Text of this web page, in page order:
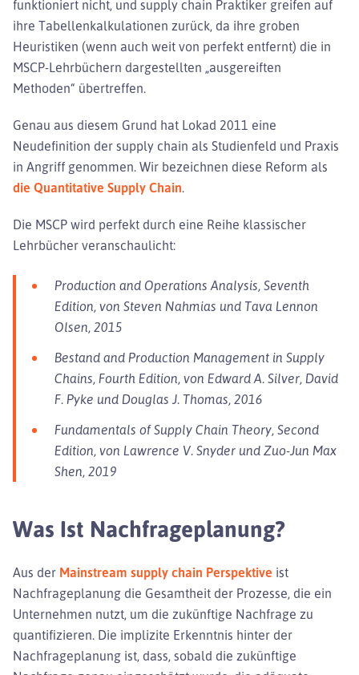
funktioniert nicht, und supply chain Praktiker greifen auf
ihre Tabellenkalkulationen zurück, da ihre groben
Heuristiken (wenn auch weit von perfekt entfernt) die in
MSCP-Lehrbüchern dargestellten „ausgereiften
Methoden“ übertreffen.
Genau aus diesem Grund hat Lokad 2011 eine
Neudefinition der supply chain als Studienfeld und Praxis
in Angriff genommen. Wir bezeichnen diese Reform als
die Quantitative Supply Chain.
Die MSCP wird perfekt durch eine Reihe klassischer
Lehrbücher veranschaulicht:
Production and Operations Analysis, Seventh
Edition, von Steven Nahmias und Tava Lennon
Olsen, 2015
Bestand and Production Management in Supply
Chains, Fourth Edition, von Edward A. Silver, David
F. Pyke und Douglas J. Thomas, 2016
Fundamentals of Supply Chain Theory, Second
Edition, von Lawrence V. Snyder und Zuo-Jun Max
Shen, 2019
Was Ist Nachfrageplanung?
Aus der Mainstream supply chain Perspektive ist
Nachfrageplanung die Gesamtheit der Prozesse, die ein
Unternehmen nutzt, um die zukünftige Nachfrage zu
quantifizieren. Die implizite Erkenntnis hinter der
Nachfrageplanung ist, dass, sobald die zukünftige